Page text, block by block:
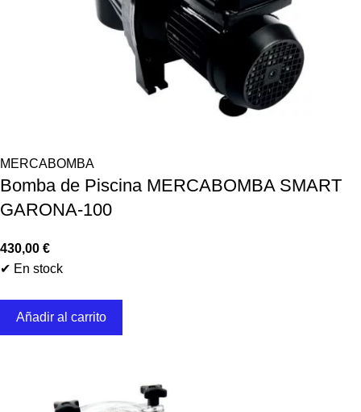
MERCABOMBA
Bomba de Piscina MERCABOMBA SMART
GARONA-100
430,00 €
✔ En stock
Añadir al carrito